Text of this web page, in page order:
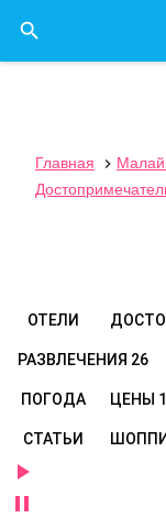

Главная 
ОТЕЛИ
РАЗВЛЕЧЕНИЯ 26
ПОГОДА ЦЕНЫ
СТАТЬИ

